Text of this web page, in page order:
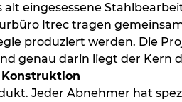
eingesessene
Itrec tragen
produziert werden. Die
genau darin liegt der Kern
Jeder Abnehmer hat